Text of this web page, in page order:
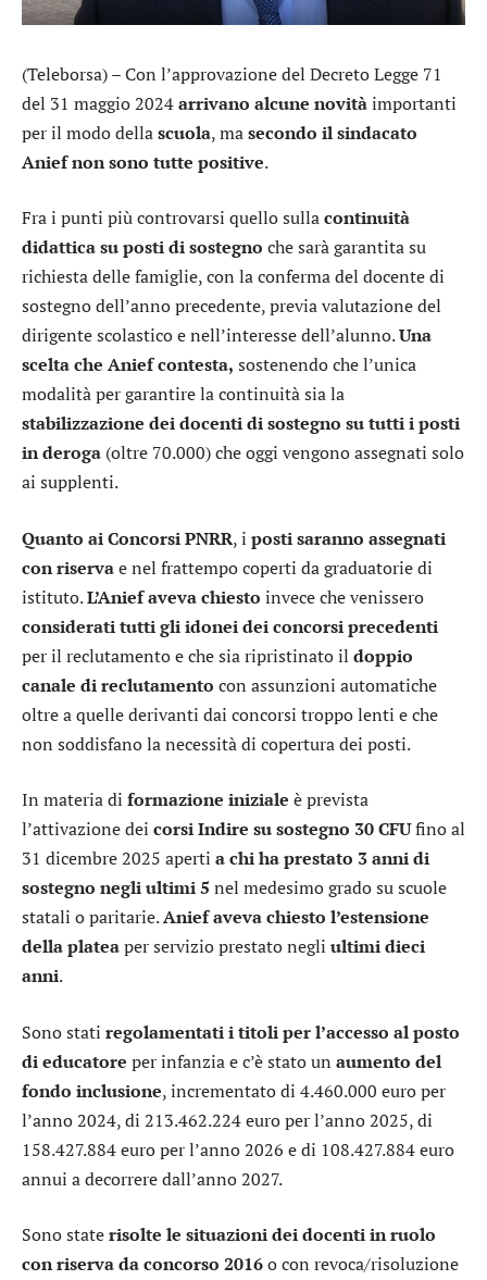
(Teleborsa) – Con l’approvazione del Decreto Legge 71
del 31 maggio 2024arrivano alcune novitàimportanti
per il modo dellascuola, masecondo il sindacato
Anief non sono tutte positive.
Fra i punti più controvarsi quello sullacontinuità
didattica su posti di sostegno che sarà garantita su
richiesta delle famiglie, con la conferma del docente di
sostegno dell’anno precedente, previa valutazione del
dirigente scolastico e nell’interesse dell’alunno.Una
scelta che Anief contesta, sostenendo che l’unica
modalità per garantire la continuità sia la
stabilizzazione dei docenti di sostegno su tutti i posti
in deroga (oltre 70.000) che oggi vengono assegnati solo
ai supplenti.
Quanto ai Concorsi PNRR, i posti saranno assegnati
con riservae nel frattempo coperti da graduatorie di
istituto.L’Anief aveva chiesto invece che venissero
considerati tutti gli idoneidei concorsi precedenti
per il reclutamento e che sia ripristinato il doppio
canale di reclutamento con assunzioni automatiche
oltre a quelle derivanti dai concorsi troppo lenti e che
non soddisfano la necessità di copertura dei posti.
In materia di formazione iniziale è prevista
l’attivazione dei corsi Indire su sostegno 30 CFUfino al
31 dicembre 2025 aperti a chi ha prestato 3 anni di
sostegno negli ultimi 5 nel medesimo grado su scuole
statali o paritarie.Anief aveva chiesto l’estensione
della plateaper servizio prestato negli ultimi dieci
anni.
Sono stati regolamentati i titoli per l’accesso al posto
di educatore per infanzia e c’è stato un aumento del
fondo inclusione, incrementato di 4.460.000 euro per
l’anno 2024, di 213.462.224 euro per l’anno 2025, di
158.427.884 euro per l’anno 2026 e di 108.427.884 euro
annui a decorrere dall’anno 2027.
Sono staterisolte le situazioni dei docenti in ruolo
con riserva da concorso 2016o con revoca/risoluzione